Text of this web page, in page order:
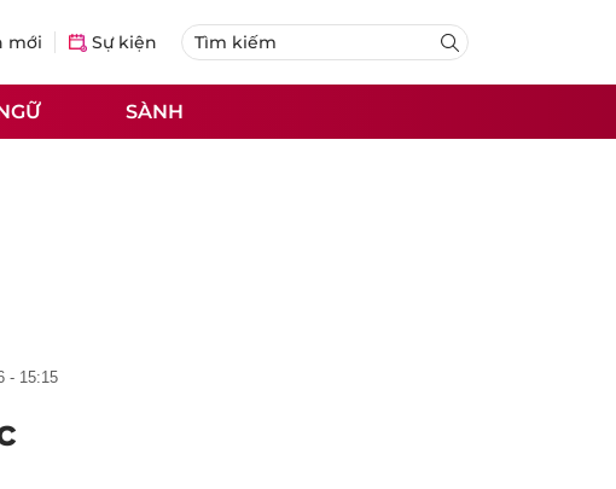
mới Sự kiện
SÀNH
- 15:15